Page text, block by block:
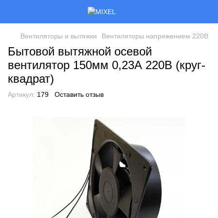
Вентиляторы и вытяжки Вентиляторы напряжением 220В
Бытовой вытяжной осевой
вентилятор 150мм 0,23А 220В (круг-
квадрат)
Артикул: 179 Оставить отзыв